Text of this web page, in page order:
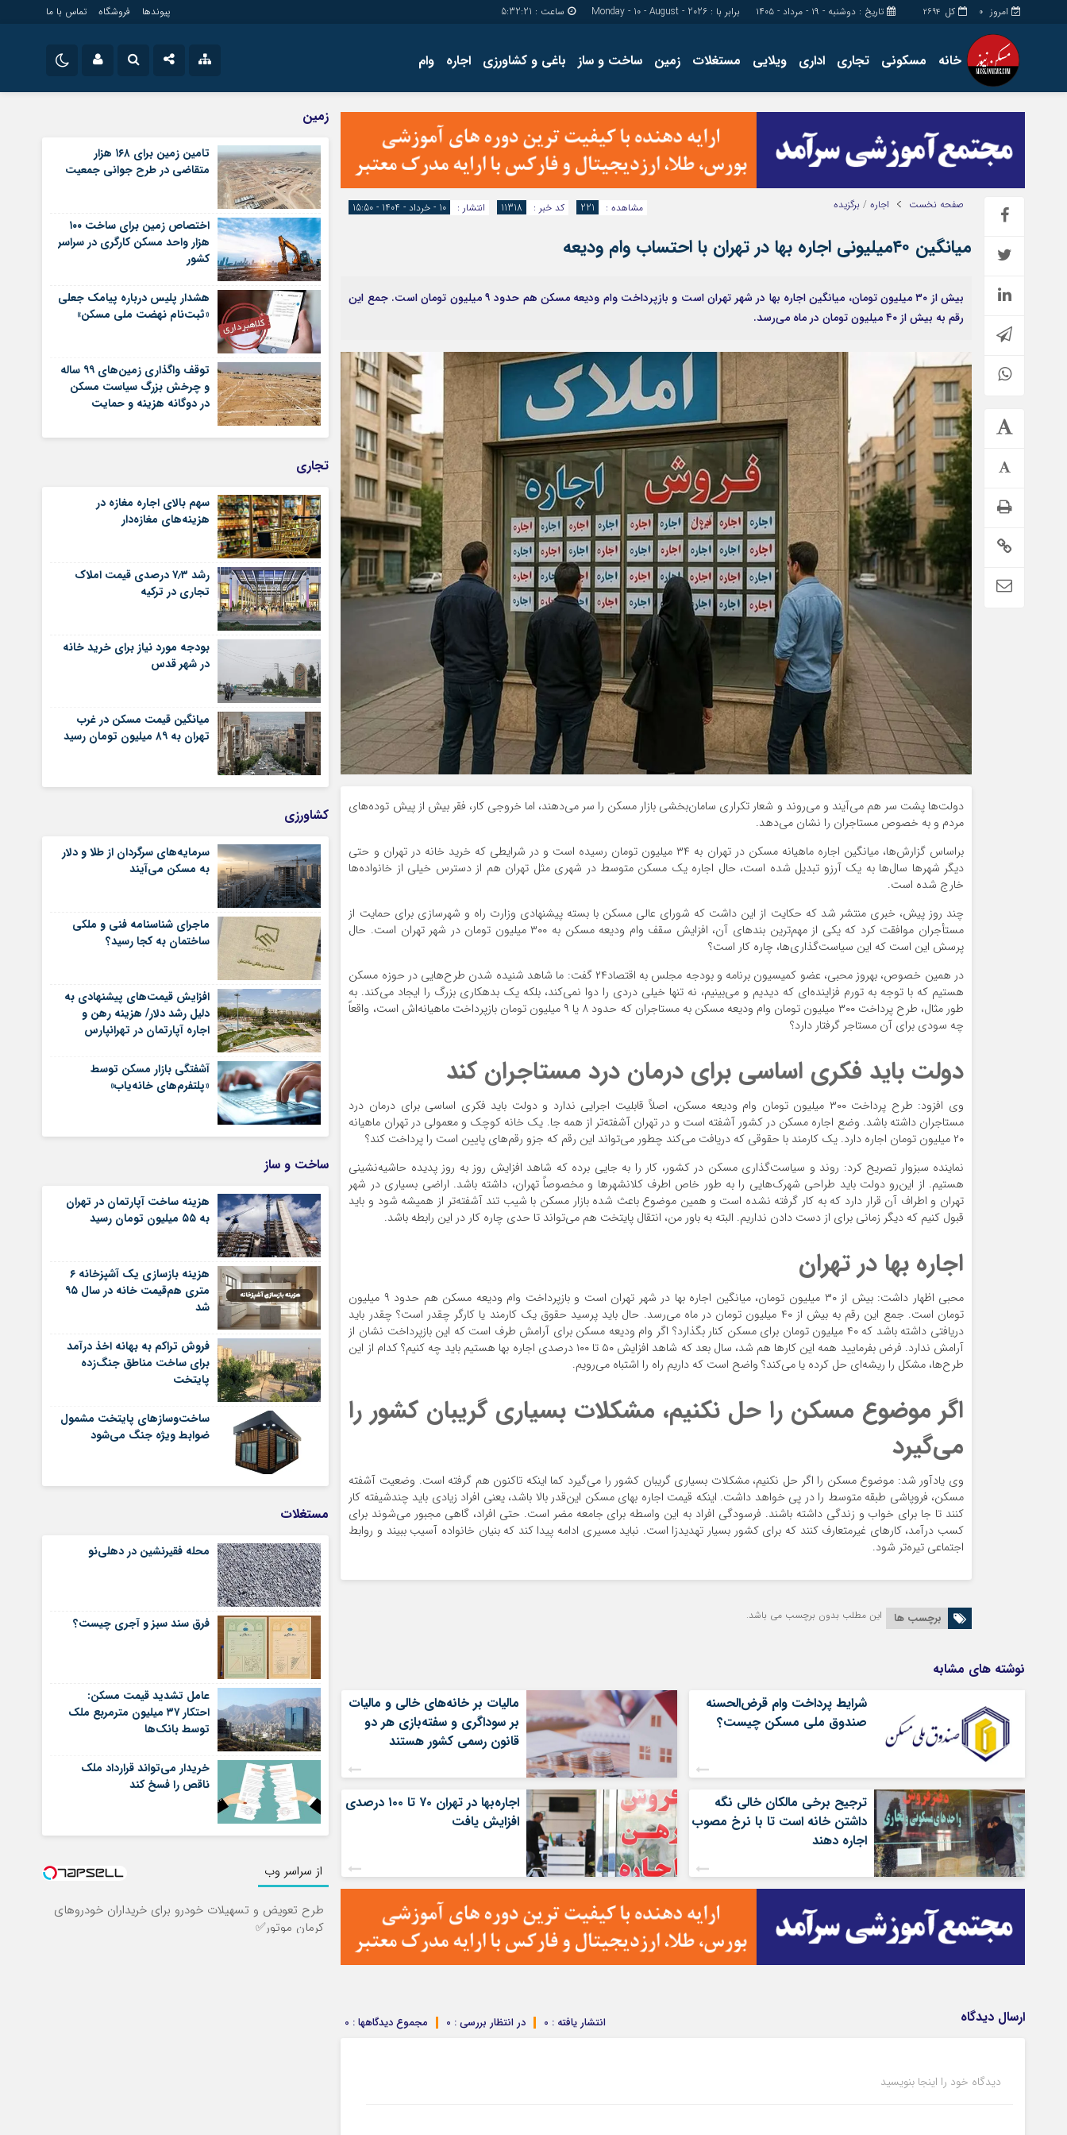
کل 2694 امروز 0 تاریخ : دوشنبه - ۱۹ - مرداد - ۱۴۰۵ برابر با : Monday - 10 - August - 2026 ساعت : 5:32:22 پیوندها فروشگاه تماس با ما
خانه مسکونی تجاری اداری ویلایی مستغلات زمین ساخت و ساز باغی و کشاورزی اجاره وام
سروش
ایتا
آپارات
اپلیکیشن
رمز عبور
مرا به خاطر بسپار
اداری
تجاری
ساخت و ساز
چند رسانه
گالری فیلم
گالری عکس
دسترسی سریع
تماس با ما
پیوندهای سایت
سبد خريد
برگه دو ستونه
پیوندها
گروه اجتماعی
گروه اقتصاد
گروه فرهنگ
تجاری
زمین
ساخت و ساز
صفحه نخست اجاره / برگزیده انتشار : 10 - خرداد - 1404 - 15:50 کد خبر : 11318 مشاهده : 221
میانگین ۴۰میلیونی اجاره بها در تهران با احتساب وام ودیعه
بیش از ۳۰ میلیون تومان، میانگین اجاره بها در شهر تهران است و بازپرداخت وام ودیعه مسکن هم حدود ۹ میلیون تومان است. جمع این
رقم به بیش از ۴۰ میلیون تومان در ماه می‌رسد.
دولت‌ها پشت سر هم می‌آیند و می‌روند و شعار تکراری سامان‌بخشی بازار مسکن را سر می‌دهند، اما خروجی کار، فقر بیش از پیش توده‌های
مردم و به خصوص مستاجران را نشان می‌دهد.
براساس گزارش‌ها، میانگین اجاره ماهیانه مسکن در تهران به ۳۴ میلیون تومان رسیده است و در شرایطی که خرید خانه در تهران و حتی
دیگر شهرها سال‌ها به یک آرزو تبدیل شده است، حال اجاره یک مسکن متوسط در شهری مثل تهران هم از دسترس خیلی از خانواده‌ها
خارج شده است.
چند روز پیش، خبری منتشر شد که حکایت از این داشت که شورای عالی مسکن با بسته پیشنهادی وزارت راه و شهرسازی برای حمایت از
مستأجران موافقت کرد که یکی از مهم‌ترین بند‌های آن، افزایش سقف وام ودیعه مسکن به ۳۰۰ میلیون تومان در شهر تهران است. حال
پرسش این است که این سیاست‌گذاری‌ها، چاره کار است؟
در همین خصوص، بهروز محبی، عضو کمیسیون برنامه و بودجه مجلس به اقتصاد۲۴ گفت: ما شاهد شنیده شدن طرح‌هایی در حوزه مسکن
هستیم که با توجه به تورم فزاینده‌ای که دیدیم و می‌بینیم، نه تنها خیلی دردی را دوا نمی‌کند، بلکه یک بدهکاری بزرگ را ایجاد می‌کند. به
طور مثال، طرح پرداخت ۳۰۰ میلیون تومان وام ودیعه مسکن به مستاجران که حدود ۸ یا ۹ میلیون تومان بازپرداخت ماهیانه‌اش است، واقعاً
چه سودی برای آن مستاجر گرفتار دارد؟
دولت باید فکری اساسی برای درمان درد مستاجران کند
وی افزود: طرح پرداخت ۳۰۰ میلیون تومان وام ودیعه مسکن، اصلاً قابلیت اجرایی ندارد و دولت باید فکری اساسی برای درمان درد
مستاجران داشته باشد. وضع اجاره مسکن در کشور آشفته است و در تهران آشفته‌تر از همه جا. یک خانه کوچک و معمولی در تهران ماهیانه
۲۰ میلیون تومان اجاره دارد. یک کارمند با حقوقی که دریافت می‌کند چطور می‌تواند این رقم که جزو رقم‌های پایین است را پرداخت کند؟
نماینده سبزوار تصریح کرد: روند و سیاست‌گذاری مسکن در کشور، کار را به جایی برده که شاهد افزایش روز به روز پدیده حاشیه‌نشینی
هستیم. از این‌رو دولت باید طراحی شهرک‌هایی را به طور خاص اطرف کلانشهر‌ها و مخصوصاً تهران، داشته باشد. اراضی بسیاری در شهر
تهران و اطراف آن قرار دارد که به کار گرفته نشده است و همین موضوع باعث شده بازار مسکن با شیب تند آشفته‌تر از همیشه شود و باید
قبول کنیم که دیگر زمانی برای از دست دادن نداریم. البته به باور من، انتقال پایتخت هم می‌تواند تا حدی چاره کار در این رابطه باشد.
اجاره بها در تهران
محبی اظهار داشت: بیش از ۳۰ میلیون تومان، میانگین اجاره بها در شهر تهران است و بازپرداخت وام ودیعه مسکن هم حدود ۹ میلیون
تومان است. جمع این رقم به بیش از ۴۰ میلیون تومان در ماه می‌رسد. حال باید پرسید حقوق یک کارمند یا کارگر چقدر است؟ چقدر باید
دریافتی داشته باشد که ۴۰ میلیون تومان برای مسکن کنار بگذارد؟ اگر وام ودیعه مسکن برای آرامش طرف است که این بازپرداخت نشان از
آرامش ندارد. فرض بفرمایید همه این کار‌ها هم شد، سال بعد که شاهد افزایش ۵۰ تا ۱۰۰ درصدی اجاره بها هستیم باید چه کنیم؟ کدام از این
طرح‌ها، مشکل را ریشه‌ای حل کرده یا می‌کند؟ واضح است که داریم راه را اشتباه می‌رویم.
اگر موضوع مسکن را حل نکنیم، مشکلات بسیاری گریبان کشور را
می‌گیرد
وی یادآور شد: موضوع مسکن را اگر حل نکنیم، مشکلات بسیاری گریبان کشور را می‌گیرد کما اینکه تاکنون هم گرفته است. وضعیت آشفته
مسکن، فروپاشی طبقه متوسط را در پی خواهد داشت. اینکه قیمت اجاره بهای مسکن این‌قدر بالا باشد، یعنی افراد زیادی باید چندشیفته کار
کنند تا جا برای خواب و زندگی داشته باشند. فرسودگی افراد به این واسطه برای جامعه مضر است. حتی افراد، گاهی مجبور می‌شوند برای
کسب درآمد، کار‌های غیرمتعارف کنند که برای کشور بسیار تهدیدزا است. نباید مسیری ادامه پیدا کند که بنیان خانواده آسیب ببیند و روابط
اجتماعی تیره‌تر شود.
برچسب ها این مطلب بدون برچسب می باشد.
نوشته های مشابه
شرایط پرداخت وام قرض‌الحسنه
صندوق ملی مسکن چیست؟
مالیات بر خانه‌های خالی و مالیات
بر سوداگری و سفته‌بازی هر دو
قانون رسمی کشور هستند
ترجیح برخی مالکان خالی نگه
داشتن خانه است تا با نرخ مصوب
اجاره دهند
اجاره‌بها در تهران ۷۰ تا ۱۰۰ درصدی
افزایش یافت
ارسال دیدگاه مجموع دیدگاهها : 0 در انتظار بررسی : 0 انتشار یافته : 0
دیدگاه خود را اینجا بنویسید
زمین
تامین زمین برای ۱۶۸ هزار
متقاضی در طرح جوانی جمعیت
اختصاص زمین برای ساخت ۱۰۰
هزار واحد مسکن کارگری در سراسر
کشور
هشدار پلیس درباره پیامک جعلی
«ثبت‌نام نهضت ملی مسکن»
توقف واگذاری زمین‌های ۹۹ ساله
و چرخش بزرگ سیاست مسکن
در دوگانه هزینه و حمایت
تجاری
سهم بالای اجاره‌‌ مغازه در
هزینه‌‌های مغازه‌‌دار
رشد ۷٫۳ درصدی قیمت‌ املاک
تجاری در ترکیه
بودجه مورد نیاز برای خرید خانه
در شهر قدس
میانگین قیمت مسکن در غرب
تهران به ۸۹ میلیون تومان رسید
کشاورزی
سرمایه‌های سرگردان از طلا و دلار
به مسکن می‌آیند
ماجرای شناسنامه‌ فنی و ملکی
ساختمان به کجا رسید؟
افزایش قیمت‌های پیشنهادی به
دلیل رشد دلار/ هزینه رهن و
اجاره آپارتمان در تهرانپارس
آشفتگی بازار مسکن توسط
«پلتفرم‌های خانه‌یاب»
ساخت و ساز
هزینه ساخت آپارتمان در تهران
به ۵۵ میلیون تومان رسید
هزینه بازسازی یک آشپزخانه ۶
متری هم‌قیمت خانه در سال ۹۵
شد
فروش تراکم به بهانه اخذ درآمد
برای ساخت مناطق جنگ‌زده
پایتخت
ساخت‌وسازهای پایتخت مشمول
ضوابط ویژه جنگ می‌شود
مستغلات
محله فقیرنشین در دهلی‏‌نو
فرق سند سبز و آجری چیست؟
عامل تشدید قیمت مسکن:
احتکار ۳۷ میلیون مترمربع ملک
توسط بانک‌ها
خریدار می‌تواند قرارداد ملک
ناقص را فسخ کند
از سراسر وب
طرح تعویض و تسهیلات خودرو برای خریداران خودروهای
کرمان موتور✅